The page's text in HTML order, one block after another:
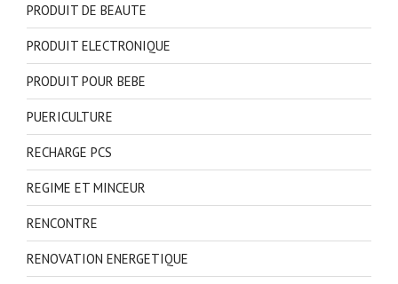
PRODUIT DE BEAUTE
PRODUIT ELECTRONIQUE
PRODUIT POUR BEBE
PUERICULTURE
RECHARGE PCS
REGIME ET MINCEUR
RENCONTRE
RENOVATION ENERGETIQUE